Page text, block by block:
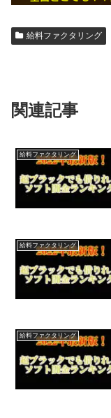
給料ファクタリング
関連記事
給料ファクタリング
給料ファクタリング
給料ファクタリング